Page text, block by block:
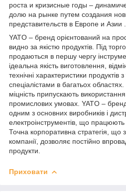
роста и кризисные годы –
долю на рынке путем создания
представительств в Европе и Азии .
YATO – бренд орієнтований на
видно за якістю продуктів. Під
продаються в першу чергу
ідеальна якість виготовлення,
технічні характеристики продуктів
спеціалістами в багатьох областях.
міцність припускають
промислових умовах. YATO –
одним з основних виробників і
електроінструментів, що
Точна корпоративна стратегія, що
компанії, дозволяє постійно
продукти.
Приховати